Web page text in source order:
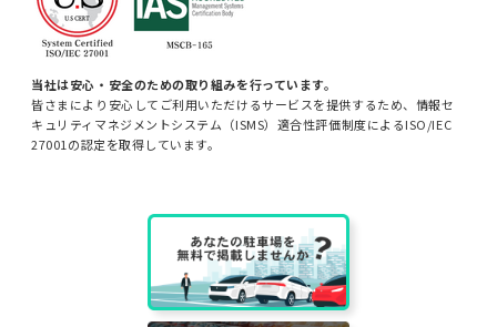
当社は安心・安全のための取り組みを行っています。
皆さまにより安心してご利用いただけるサービスを提供するため、情報セ
キュリティマネジメントシステム（ISMS）適合性評価制度によるISO/IEC
27001の認定を取得しています。